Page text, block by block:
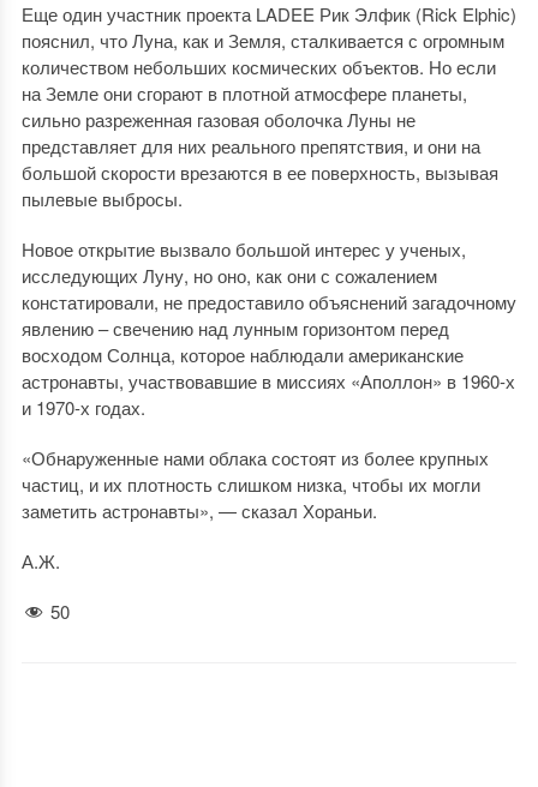
Еще один участник проекта LADEE Рик Элфик (Rick Elphic)
пояснил, что Луна, как и Земля, сталкивается с огромным
количеством небольших космических объектов. Но если
на Земле они сгорают в плотной атмосфере планеты,
сильно разреженная газовая оболочка Луны не
представляет для них реального препятствия, и они на
большой скорости врезаются в ее поверхность, вызывая
пылевые выбросы.
Новое открытие вызвало большой интерес у ученых,
исследующих Луну, но оно, как они с сожалением
констатировали, не предоставило объяснений загадочному
явлению – свечению над лунным горизонтом перед
восходом Солнца, которое наблюдали американские
астронавты, участвовавшие в миссиях «Аполлон» в 1960-х
и 1970-х годах.
«Обнаруженные нами облака состоят из более крупных
частиц, и их плотность слишком низка, чтобы их могли
заметить астронавты», — сказал Хораньи.
А.Ж.
50